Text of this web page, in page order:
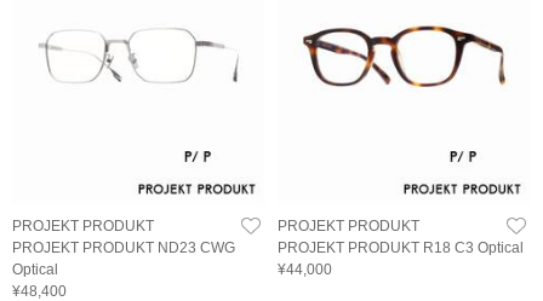
PROJEKT PRODUKT
PROJEKT PRODUKT ND23 CWG
Optical
¥48,400
PROJEKT PRODUKT
PROJEKT PRODUKT R18 C3 Optical
¥44,000